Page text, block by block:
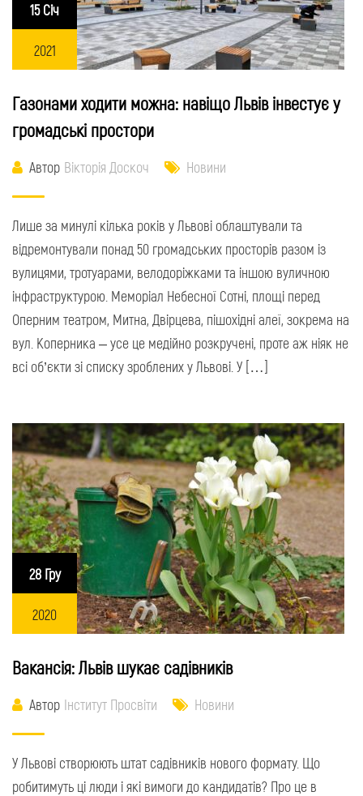
15 Січ
2021
Газонами ходити можна: навіщо Львів інвестує у
громадські простори
Автор Вікторія Доскоч Новини
Лише за минулі кілька років у Львові облаштували та
відремонтували понад 50 громадських просторів разом із
вулицями, тротуарами, велодоріжками та іншою вуличною
інфраструктурою. Меморіал Небесної Сотні, площі перед
Оперним театром, Митна, Двірцева, пішохідні алеї, зокрема на
вул. Коперника – усе це медійно розкручені, проте аж ніяк не
всі об’єкти зі списку зроблених у Львові. У […]
28 Гру
2020
Вакансія: Львів шукає садівників
Автор Інститут Просвіти Новини
У Львові створюють штат садівників нового формату. Що
робитимуть ці люди і які вимоги до кандидатів? Про це в